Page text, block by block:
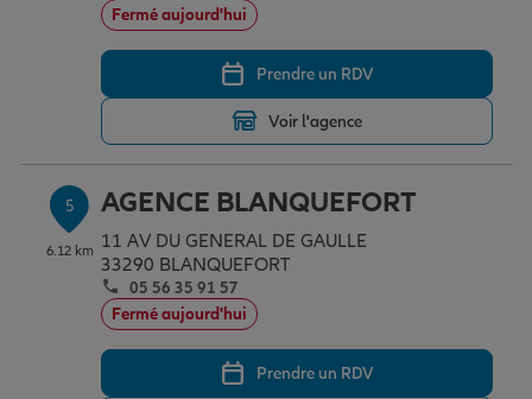
Fermé aujourd'hui
Prendre un RDV
Voir l'agence
5
6.12 km
AGENCE BLANQUEFORT
11 AV DU GENERAL DE GAULLE
33290 BLANQUEFORT
05 56 35 91 57
Fermé aujourd'hui
Prendre un RDV